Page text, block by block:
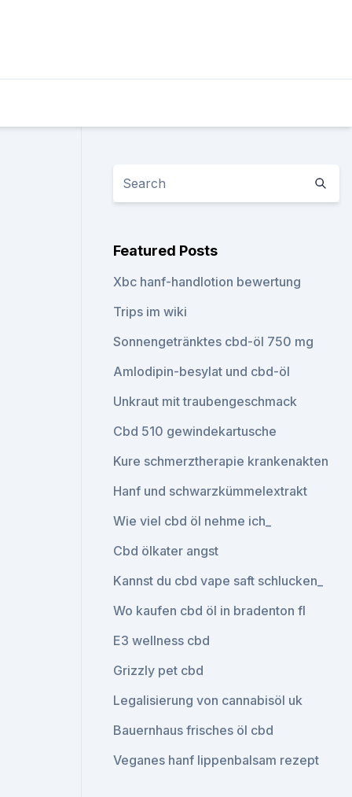
Featured Posts
Xbc hanf-handlotion bewertung
Trips im wiki
Sonnengetränktes cbd-öl 750 mg
Amlodipin-besylat und cbd-öl
Unkraut mit traubengeschmack
Cbd 510 gewindekartusche
Kure schmerztherapie krankenakten
Hanf und schwarzkümmelextrakt
Wie viel cbd öl nehme ich_
Cbd ölkater angst
Kannst du cbd vape saft schlucken_
Wo kaufen cbd öl in bradenton fl
E3 wellness cbd
Grizzly pet cbd
Legalisierung von cannabisöl uk
Bauernhaus frisches öl cbd
Veganes hanf lippenbalsam rezept